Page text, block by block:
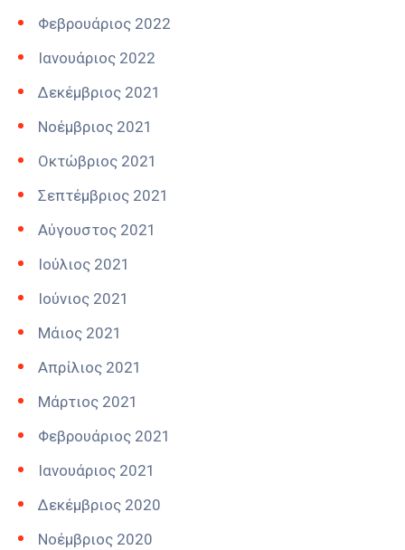
Φεβρουάριος 2022
Ιανουάριος 2022
Δεκέμβριος 2021
Νοέμβριος 2021
Οκτώβριος 2021
Σεπτέμβριος 2021
Αύγουστος 2021
Ιούλιος 2021
Ιούνιος 2021
Μάιος 2021
Απρίλιος 2021
Μάρτιος 2021
Φεβρουάριος 2021
Ιανουάριος 2021
Δεκέμβριος 2020
Νοέμβριος 2020